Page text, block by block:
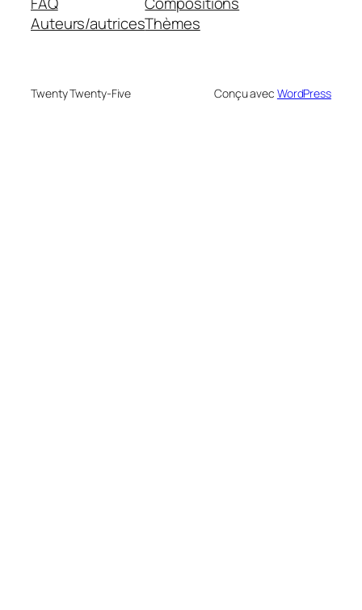
Auteurs/autricesThèmes
Twenty Twenty-Five Conçu avec WordPress